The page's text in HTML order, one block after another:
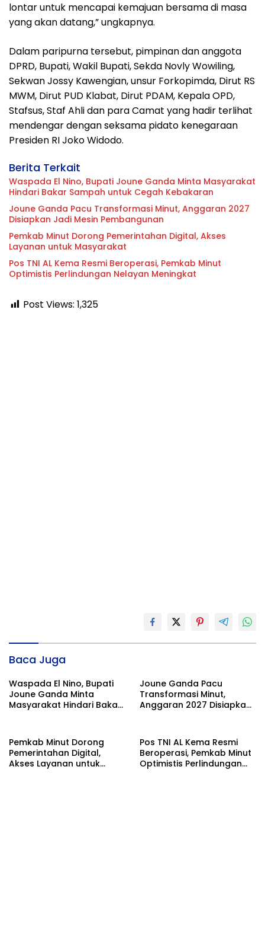
lontar untuk mencapai kemajuan bersama di masa
yang akan datang,” ungkapnya.
Dalam paripurna tersebut, pimpinan dan anggota
DPRD, Bupati, Wakil Bupati, Sekda Novly Wowiling,
Sekwan Jossy Kawengian, unsur Forkopimda, Dirut RS
MWM, Dirut PUD Klabat, Dirut PDAM, Kepala OPD,
Stafsus, Staf Ahli dan para Camat yang hadir terlihat
mendengar dengan seksama pidato kenegaraan
Presiden RI Joko Widodo.
Berita Terkait
Waspada El Nino, Bupati Joune Ganda Minta Masyarakat
Hindari Bakar Sampah untuk Cegah Kebakaran
Joune Ganda Pacu Transformasi Minut, Anggaran 2027
Disiapkan Jadi Mesin Pembangunan
Pemkab Minut Dorong Pemerintahan Digital, Akses
Layanan untuk Masyarakat
Pos TNI AL Kema Resmi Beroperasi, Pemkab Minut
Optimistis Perlindungan Nelayan Meningkat
Post Views: 1,325
Baca Juga
Waspada El Nino, Bupati
Joune Ganda Minta
Masyarakat Hindari Bakar
Joune Ganda Pacu
Transformasi Minut,
Anggaran 2027 Disiapkan
Pemkab Minut Dorong
Pemerintahan Digital,
Akses Layanan untuk
Pos TNI AL Kema Resmi
Beroperasi, Pemkab Minut
Optimistis Perlindungan